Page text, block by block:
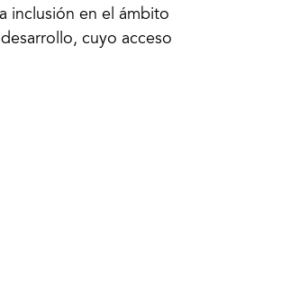
inclusión en el ámbito
cuyo acceso